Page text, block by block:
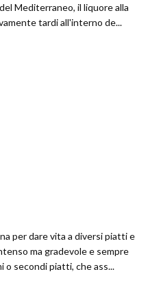
Mediterraneo, il liquore alla
tardi all'interno de...
per dare vita a diversi piatti e
ma gradevole e sempre
o secondi piatti, che ass...